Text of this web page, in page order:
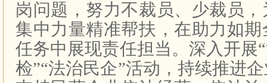
岗问题，努力不裁员、少裁员
集中力量精准帮扶，在助力如
任务中展现责任担当。深入开展
检”“法治民企”活动，持续推进